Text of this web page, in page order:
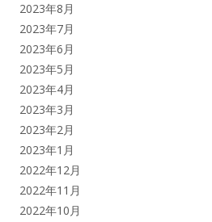
2023年8月
2023年7月
2023年6月
2023年5月
2023年4月
2023年3月
2023年2月
2023年1月
2022年12月
2022年11月
2022年10月